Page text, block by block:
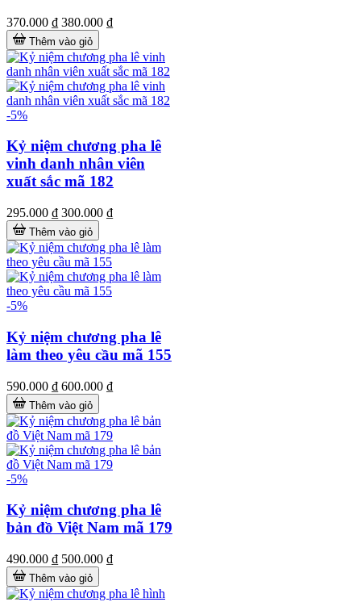
370.000 ₫ 380.000 ₫
Thêm vào giỏ
-5%
Kỷ niệm chương pha lê
vinh danh nhân viên
xuất sắc mã 182
295.000 ₫ 300.000 ₫
Thêm vào giỏ
-5%
Kỷ niệm chương pha lê
làm theo yêu cầu mã 155
590.000 ₫ 600.000 ₫
Thêm vào giỏ
-5%
Kỷ niệm chương pha lê
bản đồ Việt Nam mã 179
490.000 ₫ 500.000 ₫
Thêm vào giỏ